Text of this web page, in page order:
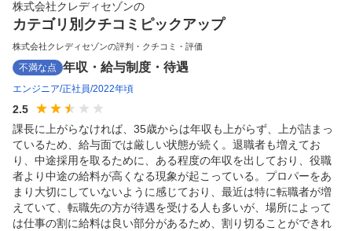
株式会社クレディセゾンの
カテゴリ別クチコミピックアップ
株式会社クレディセゾンの評判・クチコミ・評価
不満な点 年収・給与制度・待遇
エンジニア 正社員 2022年頃
2.5
課長に上がらなければ、35歳からは年収も上がらず、上が詰まっ
ているため、給与面では厳しい状態が続く。退職者も増えてお
り、中途採用を取るために、ある程度の年収を出しており、役職
者より中途の給料が高くなる現象が起こっている。プロパーをあ
まり大切にしていないように感じており、最近は特に転職者が増
えていて、転職先の方が待遇を受ける人も多いが、場所によって
は仕事の割に給料は良い部分があるため、割り切ることができれ